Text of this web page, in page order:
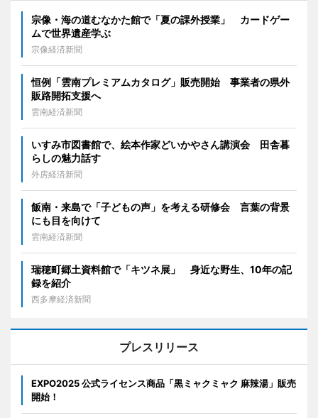
宗像・海の道むなかた館で「夏の課外授業」 カードゲー
ムで世界遺産学ぶ
宗像経済新聞
恒例「雲南プレミアムカタログ」販売開始 事業者の県外
販路開拓支援へ
雲南経済新聞
いすみ市図書館で、絵本作家どいかやさん講演会 田舎暮
らしの魅力話す
外房経済新聞
飯南・来島で「子どもの声」を考える研修会 言葉の背景
にも目を向けて
雲南経済新聞
瑞穂町郷土資料館で「キツネ展」 身近な野生、10年の記
録を紹介
西多摩経済新聞
プレスリリース
EXPO2025 公式ライセンス商品「黒ミャクミャク 麻辣湯」販売
開始！